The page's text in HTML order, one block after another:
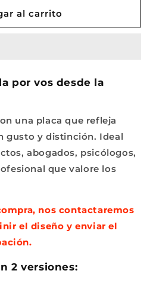
al carrito
por vos desde la
una placa que refleja
gusto y distinción. Ideal
abogados, psicólogos,
que valore los
nos contactaremos
el diseño y enviar el
2 versiones: